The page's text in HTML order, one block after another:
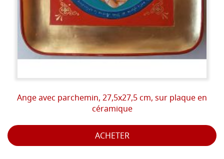
Ange avec parchemin, 27,5x27,5 cm, sur plaque en
céramique
ACHETER